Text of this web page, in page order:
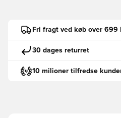
Fri fragt ved køb over 699
30 dages returret
10 milioner tilfredse